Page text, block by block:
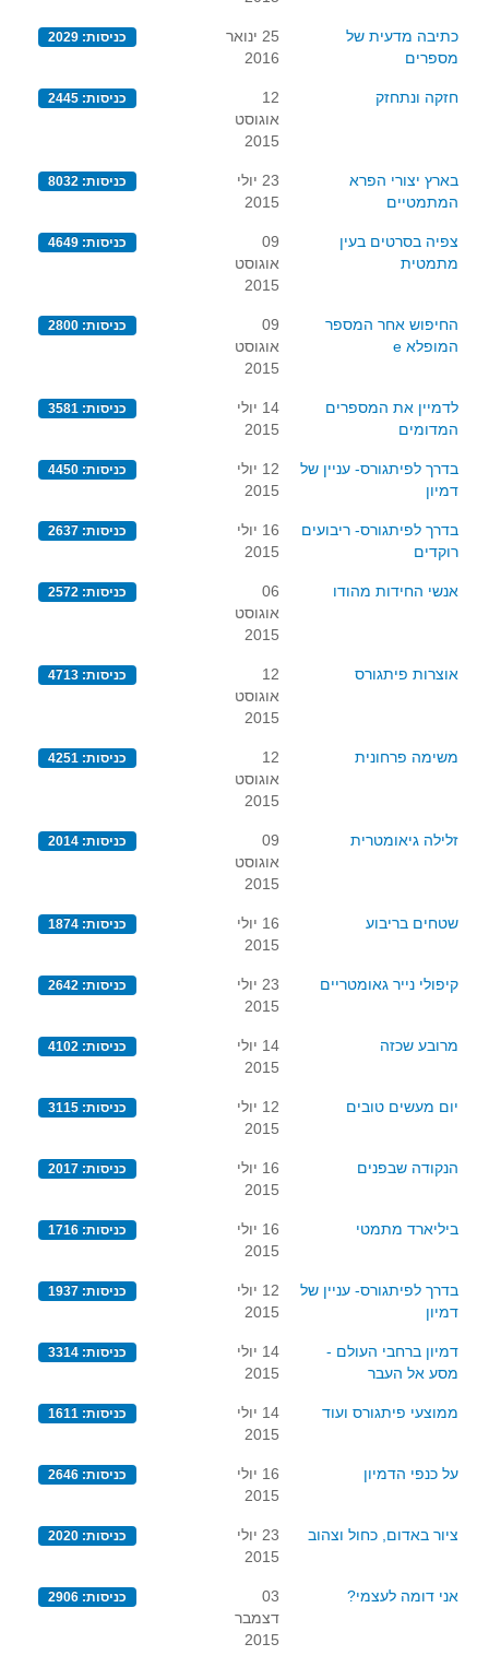
כתיבה מדעית של
מספרים
25 ינואר
2016
כניסות: 2029
חזקה ונתחזק
12
אוגוסט
2015
כניסות: 2445
בארץ יצורי הפרא
המתמטיים
23 יולי
2015
כניסות: 8032
צפיה בסרטים בעין
מתמטית
09
אוגוסט
2015
כניסות: 4649
החיפוש אחר המספר
המופלא e
09
אוגוסט
2015
כניסות: 2800
לדמיין את המספרים
המדומים
14 יולי
2015
כניסות: 3581
בדרך לפיתגורס- עניין של
דמיון
12 יולי
2015
כניסות: 4450
בדרך לפיתגורס- ריבועים
רוקדים
16 יולי
2015
כניסות: 2637
אנשי החידות מהודו
06
אוגוסט
2015
כניסות: 2572
אוצרות פיתגורס
12
אוגוסט
2015
כניסות: 4713
משימה פרחונית
12
אוגוסט
2015
כניסות: 4251
זלילה גיאומטרית
09
אוגוסט
2015
כניסות: 2014
שטחים בריבוע
16 יולי
2015
כניסות: 1874
קיפולי נייר גאומטריים
23 יולי
2015
כניסות: 2642
מרובע שכזה
14 יולי
2015
כניסות: 4102
יום מעשים טובים
12 יולי
2015
כניסות: 3115
הנקודה שבפנים
16 יולי
2015
כניסות: 2017
ביליארד מתמטי
16 יולי
2015
כניסות: 1716
בדרך לפיתגורס- עניין של
דמיון
12 יולי
2015
כניסות: 1937
דמיון ברחבי העולם -
מסע אל העבר
14 יולי
2015
כניסות: 3314
ממוצעי פיתגורס ועוד
14 יולי
2015
כניסות: 1611
על כנפי הדמיון
16 יולי
2015
כניסות: 2646
ציור באדום, כחול וצהוב
23 יולי
2015
כניסות: 2020
אני דומה לעצמי?
03
דצמבר
2015
כניסות: 2906